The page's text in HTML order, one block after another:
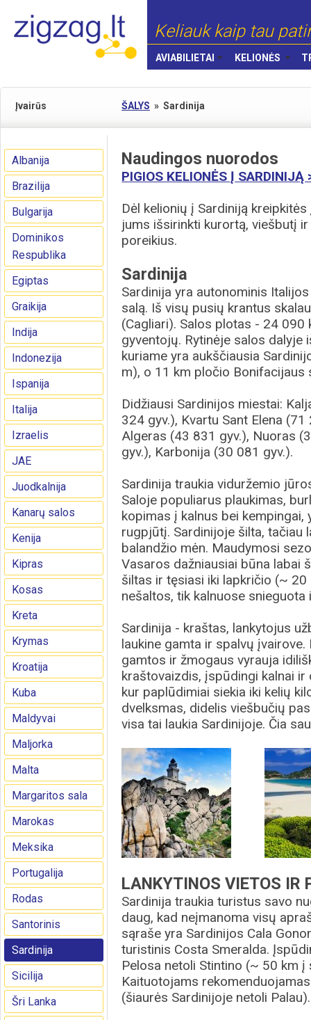
Keliauk kaip tau
AVIABILIETAI KELIONĖS
Įvairūs ŠALYS » Sardinija
Albanija
Brazilija
Bulgarija
Dominikos
Respublika
Egiptas
Graikija
Indija
Indonezija
Ispanija
Italija
Izraelis
JAE
Juodkalnija
Kanarų salos
Kenija
Kipras
Kosas
Kreta
Krymas
Kroatija
Kuba
Maldyvai
Maljorka
Malta
Margaritos sala
Marokas
Meksika
Portugalija
Rodas
Santorinis
Sardinija
Sicilija
Šri Lanka
Naudingos nuorodos
PIGIOS KELIONĖS Į SARDINIJĄ
Dėl kelionių į Sardiniją
jums išsirinkti kurortą, viešbutį
poreikius.
Sardinija
Sardinija yra autonominis
salą. Iš visų pusių krantus
(Cagliari). Salos plotas - 24 090
gyventojų. Rytinėje salos dalyje
kuriame yra aukščiausia
m), o 11 km pločio Bonifacijaus
Didžiausi Sardinijos miestai:
324 gyv.), Kvartu Sant Elena
Algeras (43 831 gyv.), Nuoras
gyv.), Karbonija (30 081 gyv.).
Sardinija traukia viduržemio
Saloje populiarus plaukimas,
kopimas į kalnus bei
rugpjūtį. Sardinijoje šilta, tačiau
balandžio mėn. Maudymosi
Vasaros dažniausiai būna labai
šiltas ir tęsiasi iki lapkričio (~ 20
nešaltos, tik kalnuose
Sardinija - kraštas, lankytojus
laukine gamta ir spalvų
gamtos ir žmogaus vyrauja
kraštovaizdis, įspūdingi kalnai
kur paplūdimiai siekia iki kelių
dvelksmas, didelis viešbučių
visa tai laukia Sardinijoje. Čia
LANKYTINOS VIETOS IR
Sardinija traukia turistus savo
daug, kad neįmanoma visų
sąraše yra Sardinijos Cala
turistinis Costa Smeralda.
Pelosa netoli Stintino (~ 50 km
Kaituotojams
(šiaurės Sardinijoje netoli Palau).